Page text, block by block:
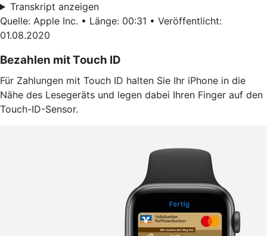
Transkript anzeigen
Quelle: Apple Inc. • Länge: 00:31 • Veröffentlicht:
01.08.2020
Bezahlen mit Touch ID
Für Zahlungen mit Touch ID halten Sie Ihr iPhone in die
Nähe des Lesegeräts und legen dabei Ihren Finger auf den
Touch-ID-Sensor.